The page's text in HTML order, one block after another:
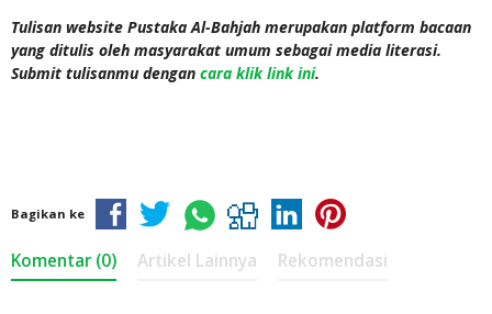
Tulisan website Pustaka Al-Bahjah merupakan platform bacaan
yang ditulis oleh masyarakat umum sebagai media literasi.
Submit tulisanmu dengan cara klik link ini.
Bagikan ke
Komentar (0) Artikel Lainnya Rekomendasi